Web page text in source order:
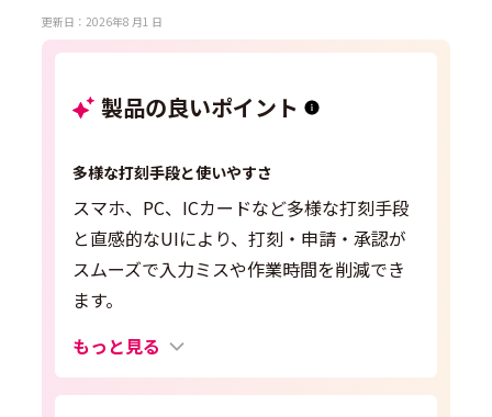
更新日：2026年8 月1 日
製品の良いポイント
多様な打刻手段と使いやすさ
スマホ、PC、ICカードなど多様な打刻手段
と直感的なUIにより、打刻・申請・承認が
スムーズで入力ミスや作業時間を削減でき
ます。
もっと見る